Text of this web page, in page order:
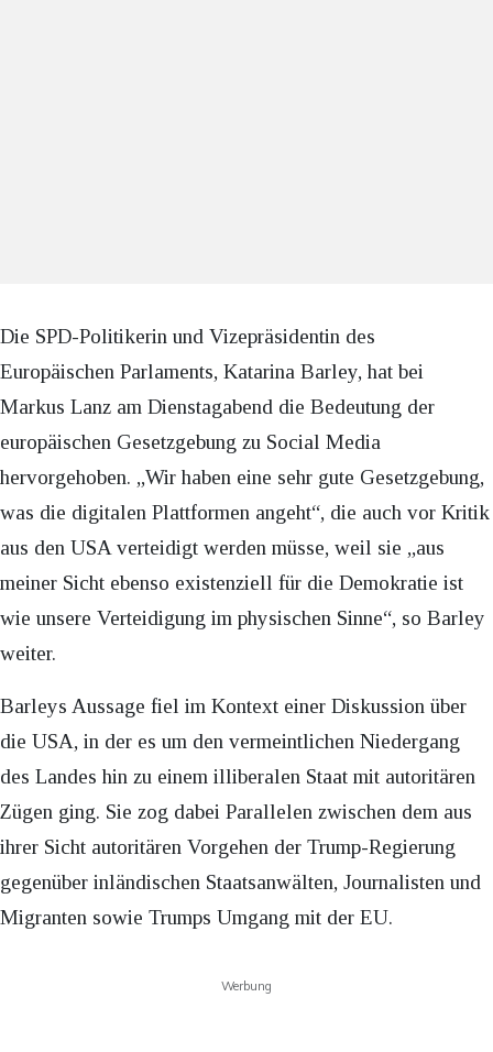
Die SPD-Politikerin und Vizepräsidentin des
Europäischen Parlaments, Katarina Barley, hat bei
Markus Lanz am Dienstagabend die Bedeutung der
europäischen Gesetzgebung zu Social Media
hervorgehoben. „Wir haben eine sehr gute Gesetzgebung,
was die digitalen Plattformen angeht“, die auch vor Kritik
aus den USA verteidigt werden müsse, weil sie „aus
meiner Sicht ebenso existenziell für die Demokratie ist
wie unsere Verteidigung im physischen Sinne“, so Barley
weiter.
Barleys Aussage fiel im Kontext einer Diskussion über
die USA, in der es um den vermeintlichen Niedergang
des Landes hin zu einem illiberalen Staat mit autoritären
Zügen ging. Sie zog dabei Parallelen zwischen dem aus
ihrer Sicht autoritären Vorgehen der Trump-Regierung
gegenüber inländischen Staatsanwälten, Journalisten und
Migranten sowie Trumps Umgang mit der EU.
Werbung